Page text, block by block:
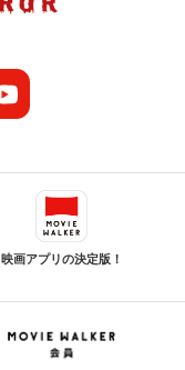
映画アプリの決定版！